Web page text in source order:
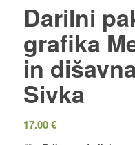
Darilni
grafika
in
Sivka
17.00€